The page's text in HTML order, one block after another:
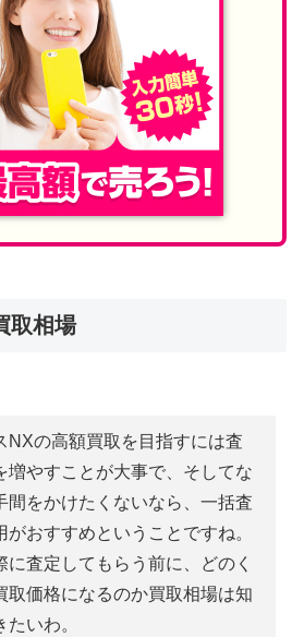
取相場
NXの高額買取を目指すには査
増やすことが大事で、そしてな
間をかけたくないなら、一括査
がおすすめということですね。
に査定してもらう前に、どのく
取価格になるのか買取相場は知
たいわ。